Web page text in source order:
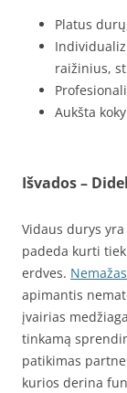
Platus
raižinius,
Aukšta
Išvados –
Vidaus durys
padeda kurti
erdves.
apimantis
įvairias
tinkamą
patikimas
kurios derina